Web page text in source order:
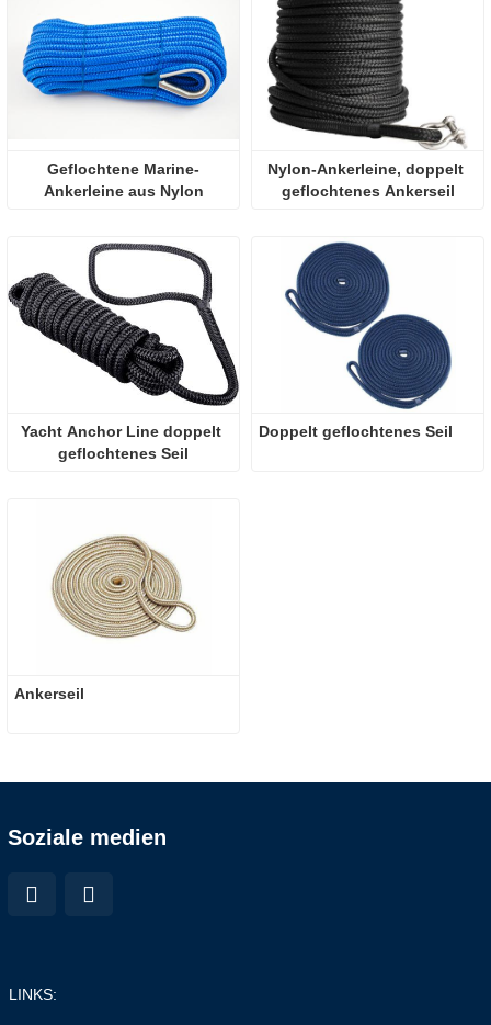
Geflochtene Marine-
Ankerleine aus Nylon
Nylon-Ankerleine, doppelt
geflochtenes Ankerseil
Yacht Anchor Line doppelt
geflochtenes Seil
Doppelt geflochtenes Seil
Ankerseil
Soziale medien
LINKS: